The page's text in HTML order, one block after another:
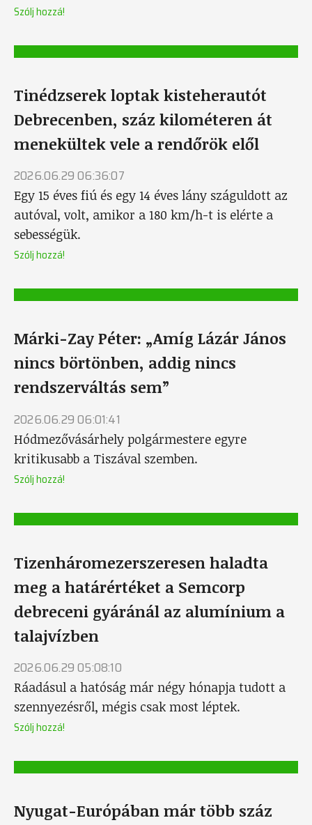
Szólj hozzá!
Tinédzserek loptak kisteherautót
Debrecenben, száz kilométeren át
menekültek vele a rendőrök elől
2026.06.29 06:36:07
Egy 15 éves fiú és egy 14 éves lány száguldott az
autóval, volt, amikor a 180 km/h-t is elérte a
sebességük.
Szólj hozzá!
Márki-Zay Péter: „Amíg Lázár János
nincs börtönben, addig nincs
rendszerváltás sem”
2026.06.29 06:01:41
Hódmezővásárhely polgármestere egyre
kritikusabb a Tiszával szemben.
Szólj hozzá!
Tizenháromezerszeresen haladta
meg a határértéket a Semcorp
debreceni gyáránál az alumínium a
talajvízben
2026.06.29 05:08:10
Ráadásul a hatóság már négy hónapja tudott a
szennyezésről, mégis csak most léptek.
Szólj hozzá!
Nyugat-Európában már több száz